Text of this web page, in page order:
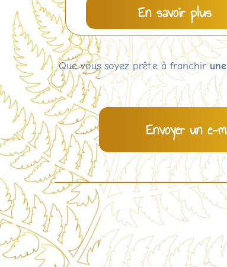
En savoir plus
Que vous soyez prêt.e à franchir
Envoyer un e-